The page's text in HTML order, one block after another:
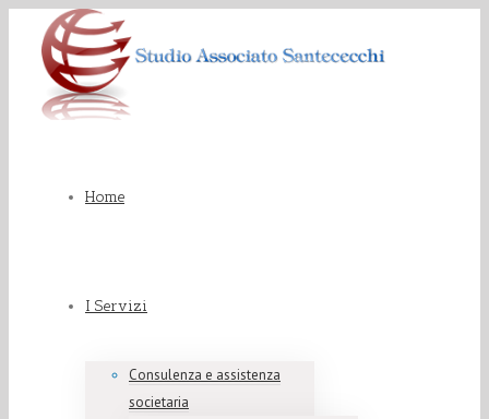
Home
I Servizi
Consulenza e assistenza
societaria